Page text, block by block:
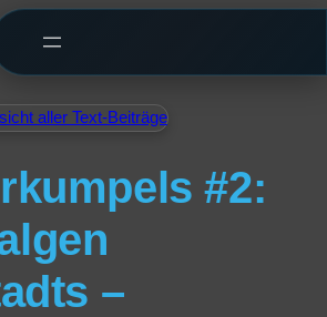
aller Text-Beiträge
#2:
–